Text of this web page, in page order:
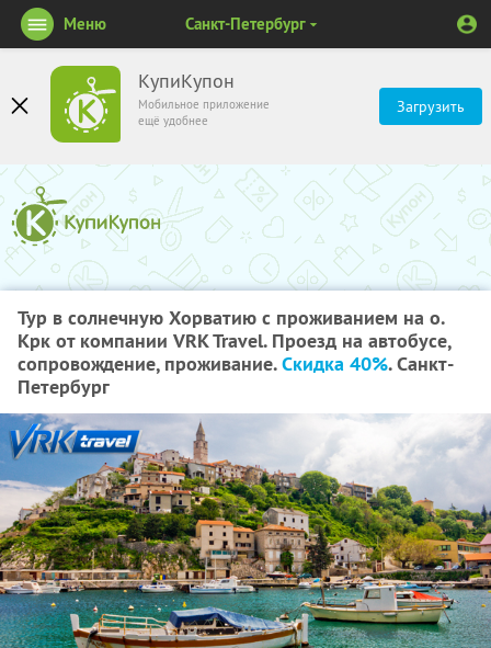
КупиКупон
Мобильное приложение
ещё удобнее
Загрузить
Меню Санкт-Петербург
Тур в солнечную Хорватию с проживанием на о.
Крк от компании VRK Travel. Проезд на автобусе,
сопровождение, проживание.Скидка 40%. Санкт-
Петербург